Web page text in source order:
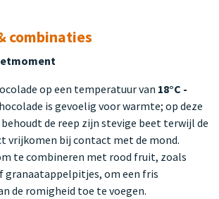
combinaties
op een temperatuur van 18°C -
is gevoelig voor warmte; op deze
de reep zijn stevige beet terwijl de
vrijkomen bij contact met de mond.
te combineren met rood fruit, zoals
granaatappelpitjes, om een fris
de romigheid toe te voegen.